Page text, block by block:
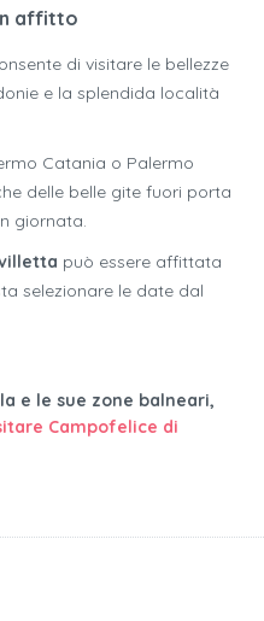
affitto
di visitare le bellezze
e la splendida località
Catania o Palermo
delle belle gite fuori porta
giornata.
può essere affittata
selezionare le date dal
e le sue zone balneari,
Campofelice di